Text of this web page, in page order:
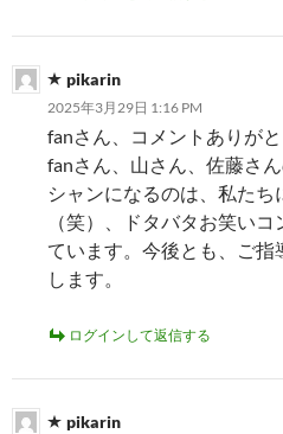
pikarin
2025年3月29日 1:16 PM
fanさん、コメントありがと
fanさん、山さん、佐藤さ
シャンになるのは、私た
（笑）、ドタバタお笑い
ています。今後とも、ご
します。
ログインして返信する
pikarin